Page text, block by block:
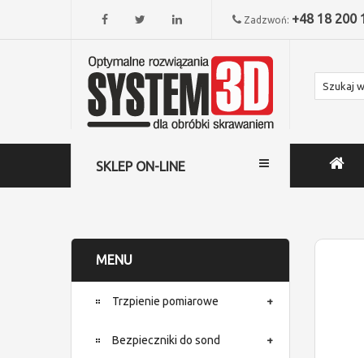
Zadzwoń: +48 18 200
SKLEP ON-LINE
MENU
Trzpienie pomiarowe
Bezpieczniki do sond